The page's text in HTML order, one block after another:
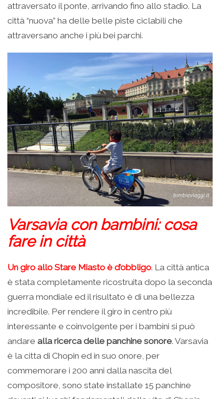
attraversato il ponte, arrivando fino allo stadio. La
città “nuova” ha delle belle piste ciclabili che
attraversano anche i più bei parchi.
Varsavia con bambini: cosa
fare in città
Un giro allo Stare Miasto è d’obbligo. La città antica
è stata completamente ricostruita dopo la seconda
guerra mondiale ed il risultato è di una bellezza
incredibile. Per rendere il giro in centro più
interessante e coinvolgente per i bambini si può
andare alla ricerca delle panchine sonore. Varsavia
è la citta di Chopin ed in suo onore, per
commemorare i 200 anni dalla nascita del
compositore, sono state installate 15 panchine